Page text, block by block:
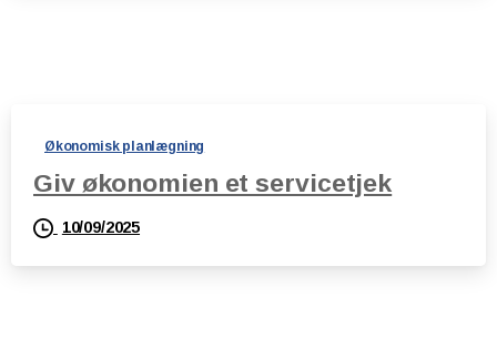
Økonomisk planlægning
Giv økonomien et servicetjek
10/09/2025